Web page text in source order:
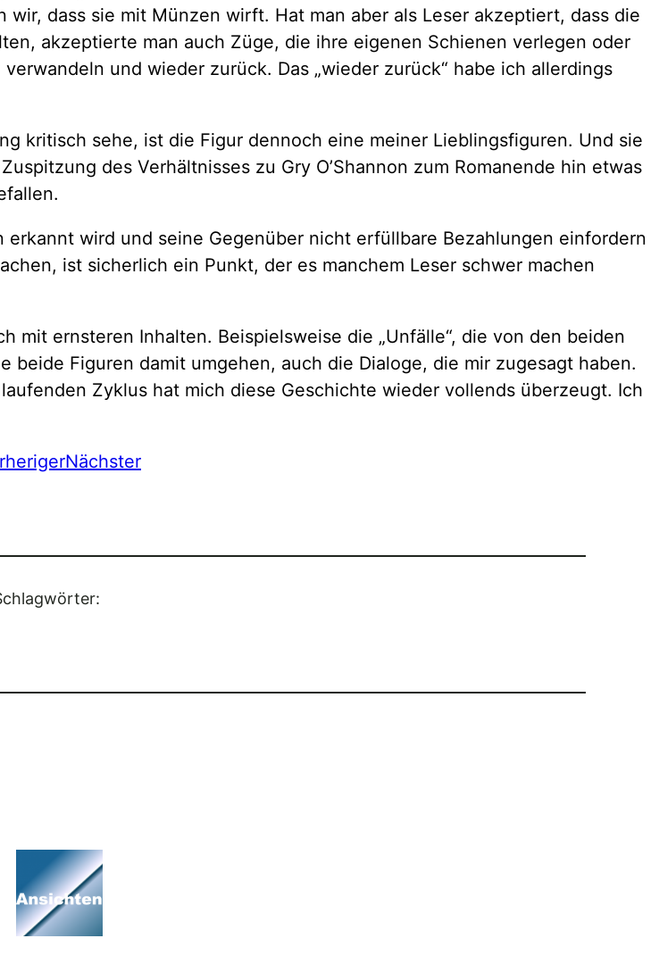
dass sie mit Münzen wirft. Hat man aber als Leser akzeptiert, dass die
akzeptierte man auch Züge, die ihre eigenen Schienen verlegen oder
und wieder zurück. Das „wieder zurück“ habe ich allerdings
kritisch sehe, ist die Figur dennoch eine meiner Lieblingsfiguren. Und sie
des Verhältnisses zu Gry O’Shannon zum Romanende hin etwas
wird und seine Gegenüber nicht erfüllbare Bezahlungen einfordern
ist sicherlich ein Punkt, der es manchem Leser schwer machen
mit ernsteren Inhalten. Beispielsweise die „Unfälle“, die von den beiden
Figuren damit umgehen, auch die Dialoge, die mir zugesagt haben.
Zyklus hat mich diese Geschichte wieder vollends überzeugt. Ich
Nächster